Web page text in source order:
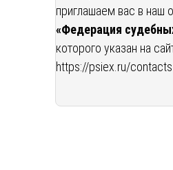
приглашаем вас в наш
«Федерация
которого указан на
https://psiex.ru/contacts